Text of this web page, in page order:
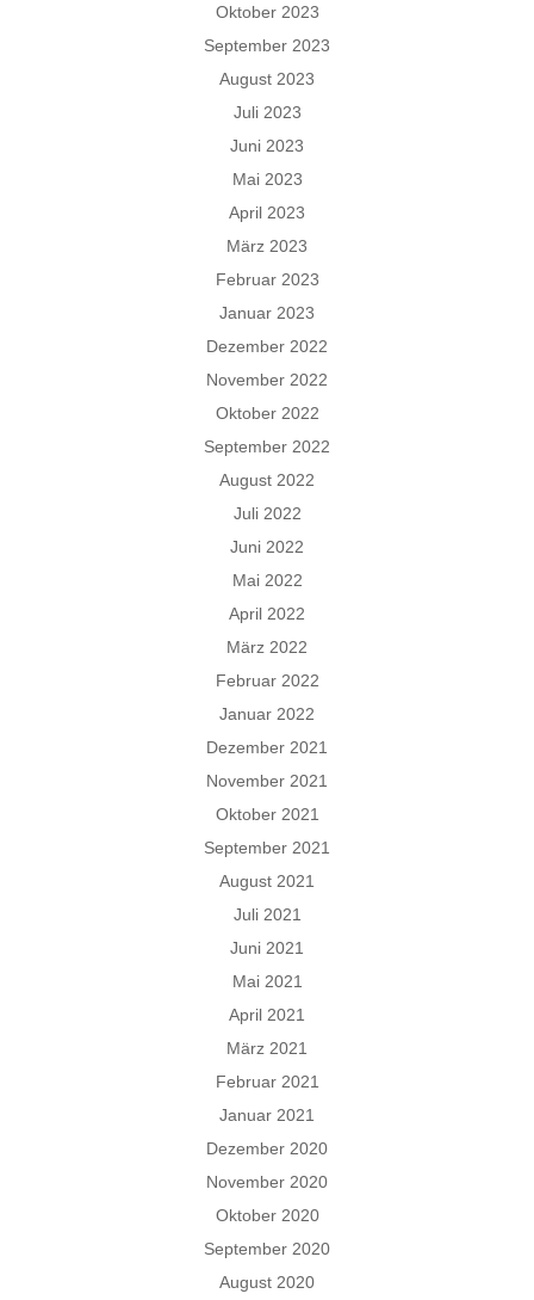
Oktober 2023
September 2023
August 2023
Juli 2023
Juni 2023
Mai 2023
April 2023
März 2023
Februar 2023
Januar 2023
Dezember 2022
November 2022
Oktober 2022
September 2022
August 2022
Juli 2022
Juni 2022
Mai 2022
April 2022
März 2022
Februar 2022
Januar 2022
Dezember 2021
November 2021
Oktober 2021
September 2021
August 2021
Juli 2021
Juni 2021
Mai 2021
April 2021
März 2021
Februar 2021
Januar 2021
Dezember 2020
November 2020
Oktober 2020
September 2020
August 2020